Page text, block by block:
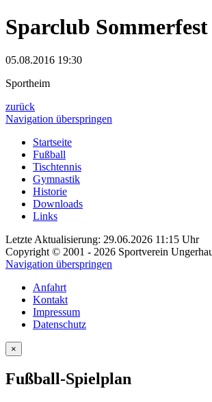
Sparclub Sommerfest
05.08.2016 19:30
Sportheim
zurück
Navigation überspringen
Startseite
Fußball
Tischtennis
Gymnastik
Historie
Downloads
Links
Letzte Aktualisierung: 29.06.2026 11:15 Uhr
Copyright © 2001 - 2026 Sportverein
Navigation überspringen
Anfahrt
Kontakt
Impressum
Datenschutz
×
Fußball-Spielplan